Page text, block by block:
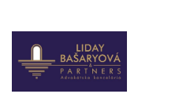
Preskočiť
na
obsah